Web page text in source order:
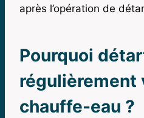
après l’opération de
Pourquoi
régulièrement
chauffe-eau ?